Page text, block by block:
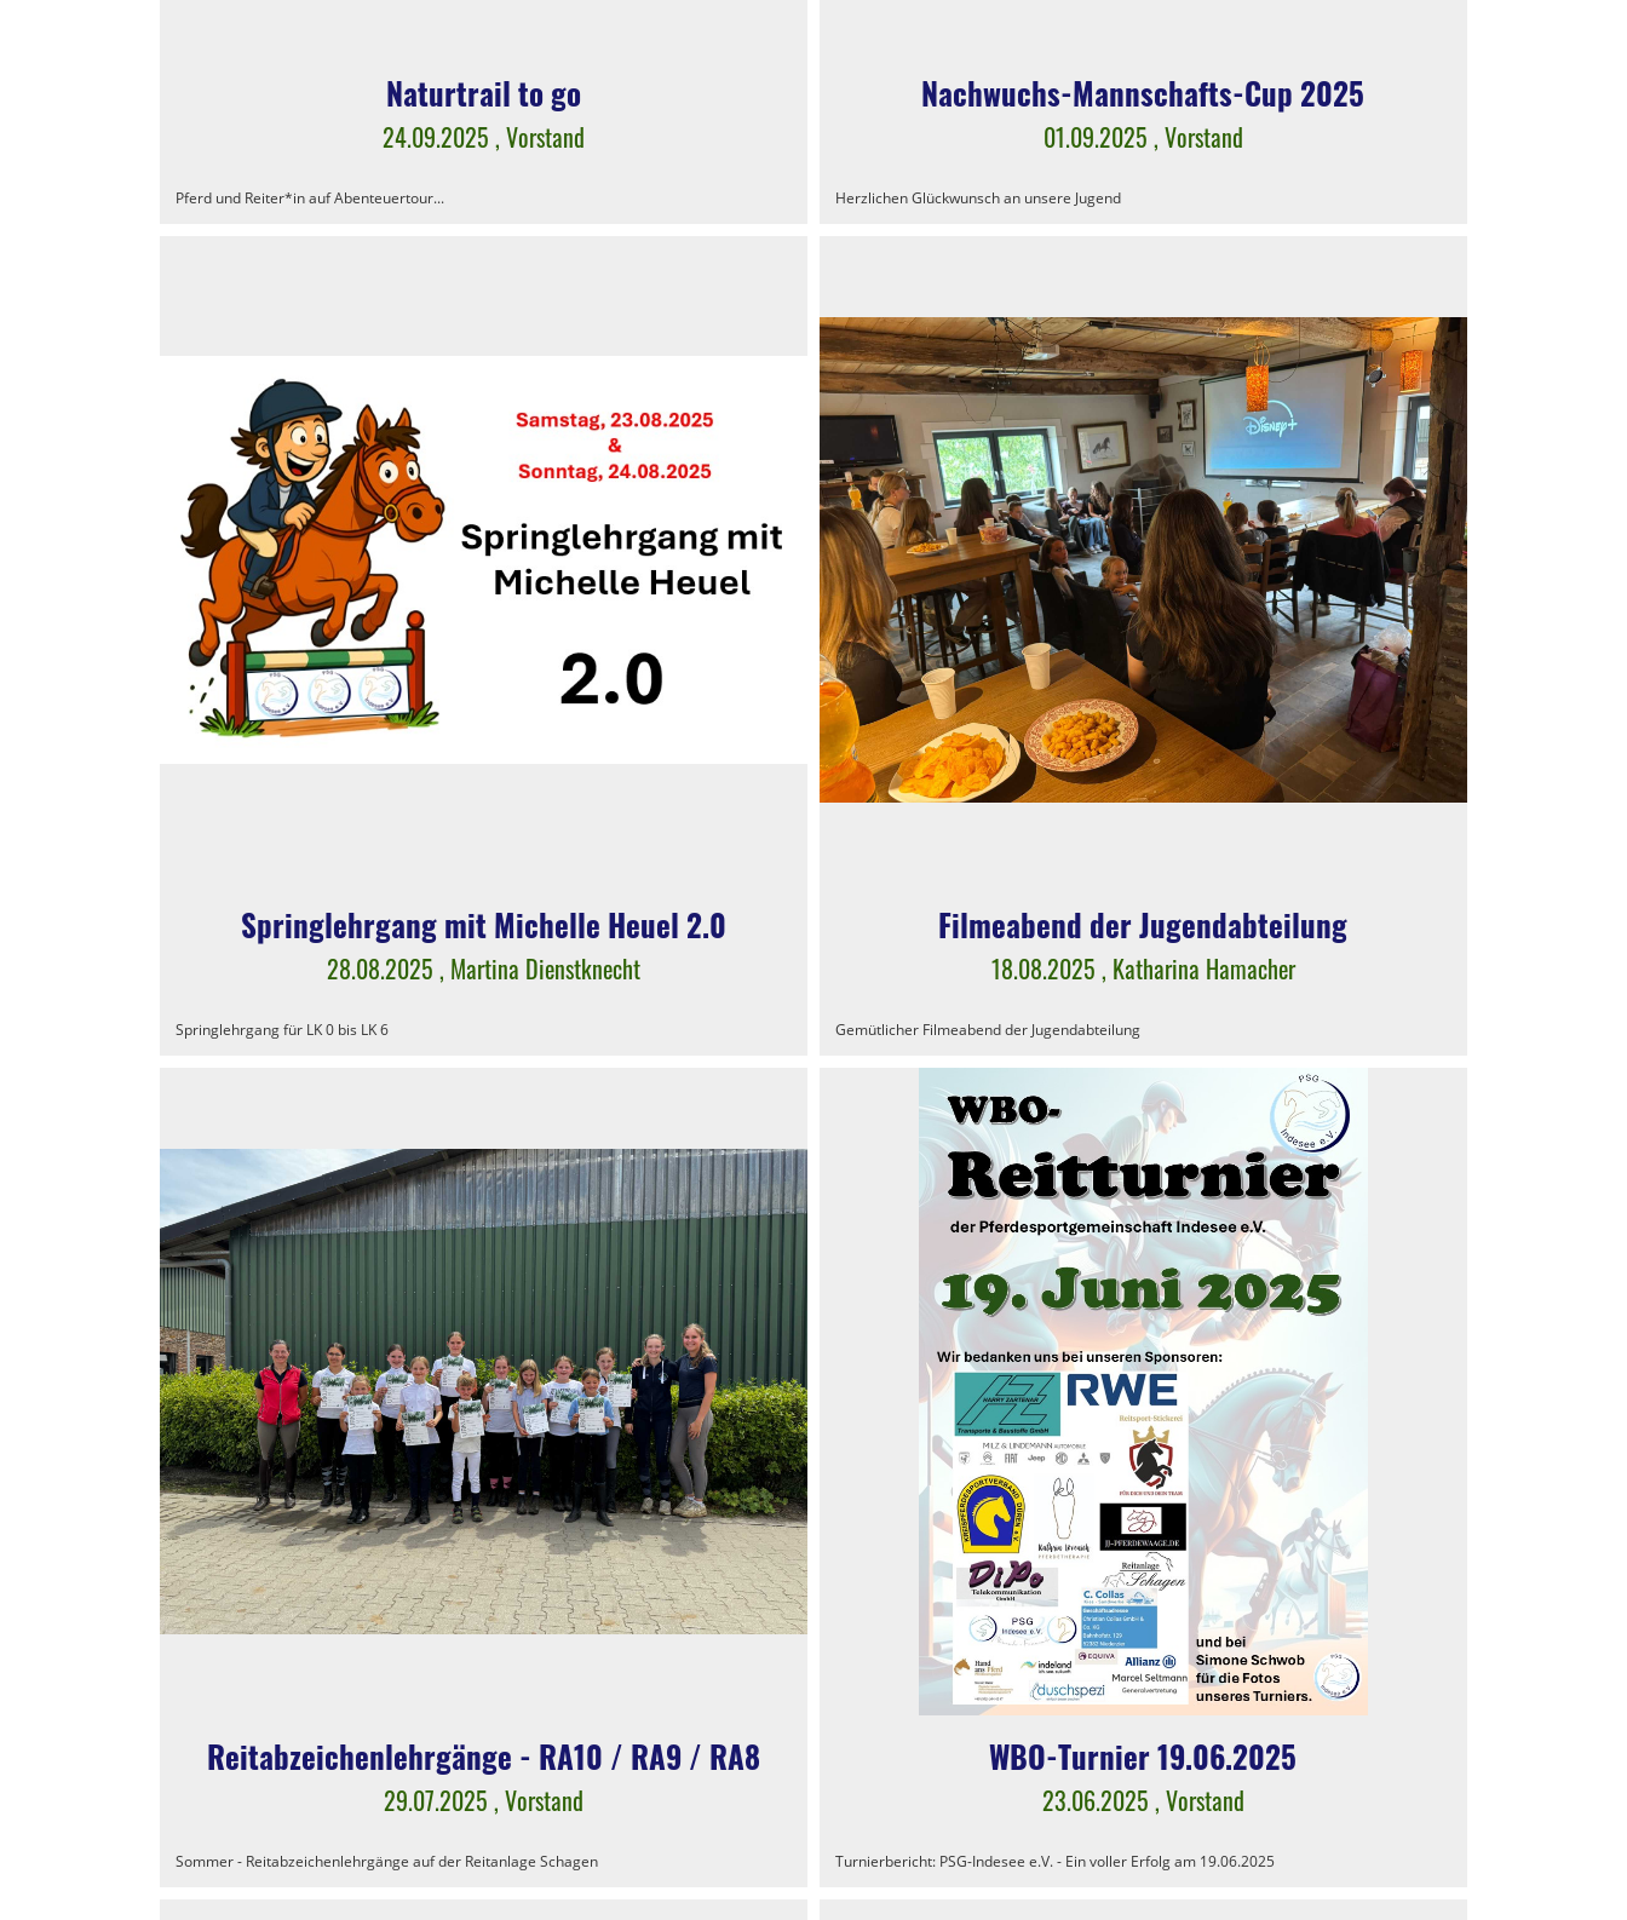
Naturtrail to go
24.09.2025 , Vorstand
Pferd und Reiter*in auf Abenteuertour...
Nachwuchs-Mannschafts-Cup 2025
01.09.2025 , Vorstand
Herzlichen Glückwunsch an unsere Jugend
Springlehrgang mit Michelle Heuel 2.0
28.08.2025 , Martina Dienstknecht
Springlehrgang für LK 0 bis LK 6
Filmeabend der Jugendabteilung
18.08.2025 , Katharina Hamacher
Gemütlicher Filmeabend der Jugendabteilung
Reitabzeichenlehrgänge - RA10 / RA9 / RA8
29.07.2025 , Vorstand
Sommer - Reitabzeichenlehrgänge auf der Reitanlage Schagen
WBO-Turnier 19.06.2025
23.06.2025 , Vorstand
Turnierbericht: PSG-Indesee e.V. - Ein voller Erfolg am 19.06.2025